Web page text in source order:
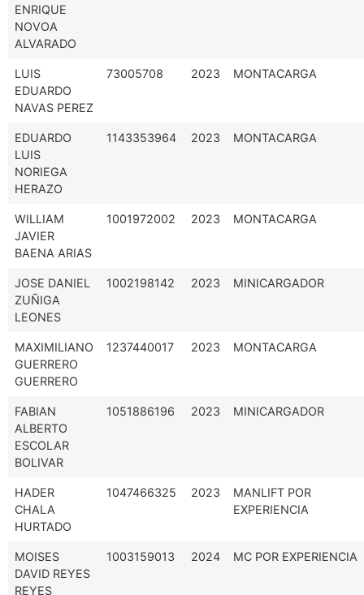
ENRIQUE
NOVOA
ALVARADO
LUIS
EDUARDO
NAVAS PEREZ
73005708 2023 MONTACARGA
EDUARDO
LUIS
NORIEGA
HERAZO
1143353964 2023 MONTACARGA
WILLIAM
JAVIER
BAENA ARIAS
1001972002 2023 MONTACARGA
JOSE DANIEL
ZUÑIGA
LEONES
1002198142 2023 MINICARGADOR
MAXIMILIANO
GUERRERO
GUERRERO
1237440017 2023 MONTACARGA
FABIAN
ALBERTO
ESCOLAR
BOLIVAR
1051886196 2023 MINICARGADOR
HADER
CHALA
HURTADO
1047466325 2023
MANLIFT POR
EXPERIENCIA
MOISES
DAVID REYES
REYES
1003159013 2024 MC POR EXPERIENCIA